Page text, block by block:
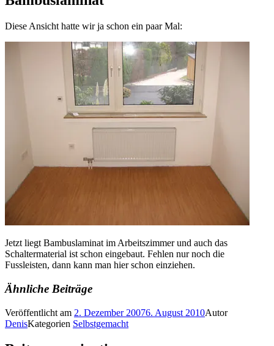
Diese Ansicht hatte wir ja schon ein paar Mal:
Jetzt liegt Bambuslaminat im Arbeitszimmer und auch das
Schaltermaterial ist schon eingebaut. Fehlen nur noch die
Fussleisten, dann kann man hier schon einziehen.
Ähnliche Beiträge
Veröffentlicht am 2. Dezember 20076. August 2010Autor
DenisKategorien Selbstgemacht